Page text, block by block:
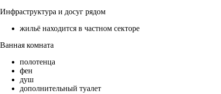
Инфраструктура и досуг рядом
жильё находится в частном секторе
Ванная комната
полотенца
фен
душ
дополнительный туалет